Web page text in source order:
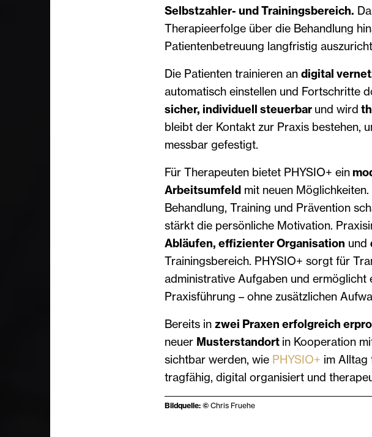
Selbstzahler- und Trainingsbereich.
Therapieerfolge über die Behandlung
Patientenbetreuung langfristig
Die Patienten trainieren an digital
automatisch einstellen und Fortschritte
sicher, individuell steuerbar und wird
bleibt der Kontakt zur Praxis bestehen,
messbar gefestigt.
Für Therapeuten bietet PHYSIO+ ein
Arbeitsumfeldmit neuen Möglichkeiten.
Behandlung, Training und Prävention
stärkt die persönliche Motivation.
Abläufen, effizienter Organisation und
Trainingsbereich. PHYSIO+ sorgt für
administrative Aufgaben und ermöglicht
Praxisführung – ohne zusätzlichen
Bereits in zwei Praxen erfolgreich
neuer Musterstandort in Kooperation
sichtbar werden, wie PHYSIO+ im Alltag
tragfähig, digital organisiert und
Bildquelle: © Chris Fruehe